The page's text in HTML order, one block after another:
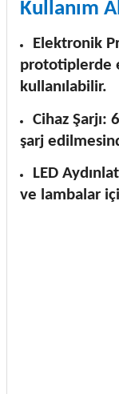
Kullanım
Elektronik
prototiplerde
kullanılabilir.
Cihaz Şarjı:
şarj
LED
ve lambalar